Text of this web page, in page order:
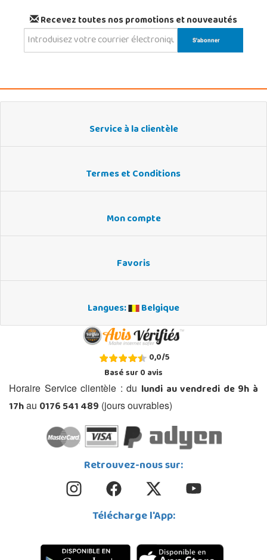
Recevez toutes nos promotions et nouveautés
Service à la clientèle
Termes et Conditions
Mon compte
Favoris
Langues: Belgique
0,0/5
Basé sur0avis
Horaire Service clientèle : du lundi au vendredi de 9h à
17hau 0176 541 489 (jours ouvrables)
Retrouvez-nous sur:
Télécharge l'App: